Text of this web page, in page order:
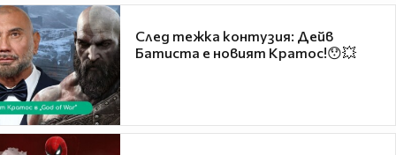
След тежка контузия: Дейв
Батиста е новият Кратос!😯💥